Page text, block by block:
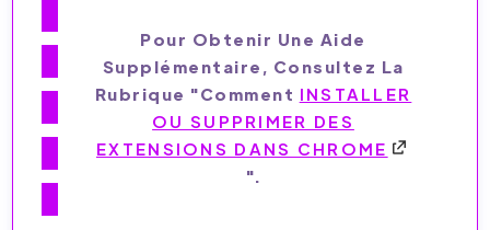
Pour Obtenir Une Aide
Supplémentaire, Consultez La
Rubrique "Comment INSTALLER
OU SUPPRIMER DES
EXTENSIONS DANS CHROME
".